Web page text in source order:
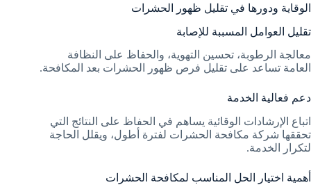
الوقاية ودورها في تقليل ظهور الحشرات
تقليل العوامل المسببة للإصابة
معالجة الرطوبة، تحسين التهوية، والحفاظ على النظافة
العامة تساعد على تقليل فرص ظهور الحشرات بعد المكافحة.
دعم فعالية الخدمة
اتباع الإرشادات الوقائية يساهم في الحفاظ على النتائج التي
تحققها شركة مكافحة الحشرات لفترة أطول، ويقلل الحاجة
لتكرار الخدمة.
أهمية اختيار الحل المناسب لمكافحة الحشرات